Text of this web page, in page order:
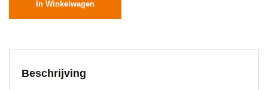
In Winkelwagen
Beschrijving